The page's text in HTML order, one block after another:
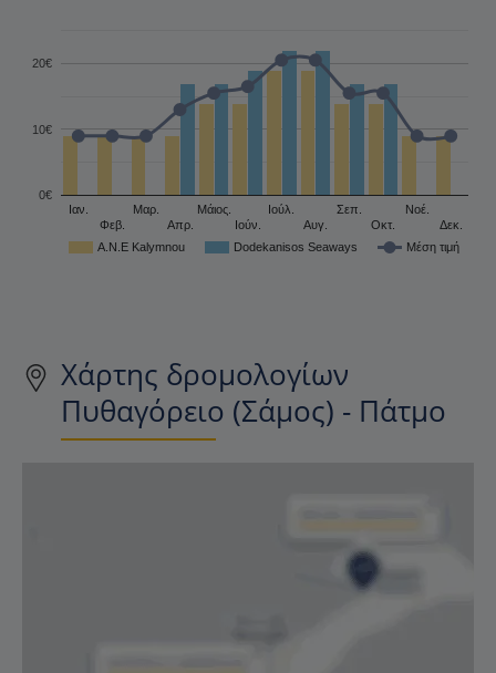
A.N.E Kalymnou Dodekanisos Seaways Μέση τιμή
Ιαν.
Φεβ.
Μαρ.
Απρ.
Μάιος.
Ιούν.
Ιούλ.
Αυγ.
Σεπ.
Οκτ.
Νοέ.
Δεκ.
0€
10€
20€
Χάρτης δρομολογίων
Πυθαγόρειο (Σάμος) - Πάτμο